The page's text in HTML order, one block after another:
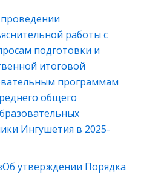
проведении
работы с
подготовки и
итоговой
программам
общего
Ингушетия в 2025-
утверждении Порядка